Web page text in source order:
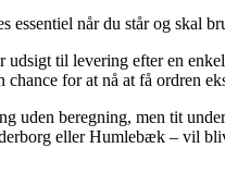
essentiel når du står og skal
til levering efter en
for at nå at få ordren
uden beregning, men tit
eller Humlebæk – vil